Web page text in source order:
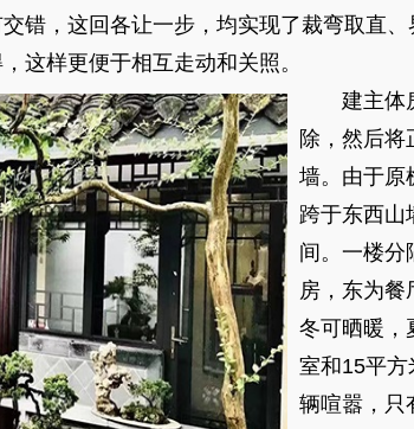
，这回各让一步，均实现了裁弯取直、
这样更便于相互走动和关照。
建主体房
除，然后
墙。由于原
跨于东西山
间。一楼分
房，东为餐
冬可晒暖，
室和15平
辆喧嚣，只